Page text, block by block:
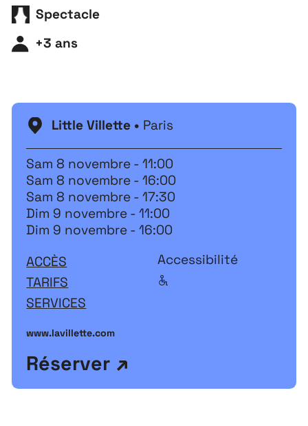
Spectacle
+3 ans
Little Villette • Paris
Sam 8 novembre - 11:00
Sam 8 novembre - 16:00
Sam 8 novembre - 17:30
Dim 9 novembre - 11:00
Dim 9 novembre - 16:00
ACCÈS
TARIFS
SERVICES
Accessibilité
www.lavillette.com
Réserver